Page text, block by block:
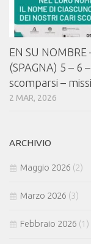
EN SU
(SPAGNA) 5 – 6
scomparsi –
2 MAR, 2026
ARCHIVIO
Maggio 2026 (2)
Marzo 2026 (3)
Febbraio 2026 (1)